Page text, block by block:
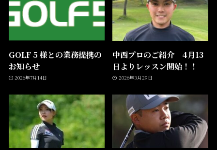
GOLF 5 様との業務提携の
お知らせ
2026年7月14日
中西プロのご紹介 4月13
日よりレッスン開始！！
2026年3月29日